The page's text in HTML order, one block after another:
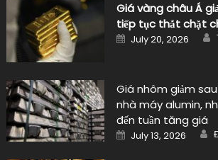
Giá vàng châu Á
tiếp tục thắt chặt
Posted
on
July 20, 2026
Giá nhôm giảm
nhà máy alumin,
đến tuần tăng giá
Posted
on
July 13, 2026